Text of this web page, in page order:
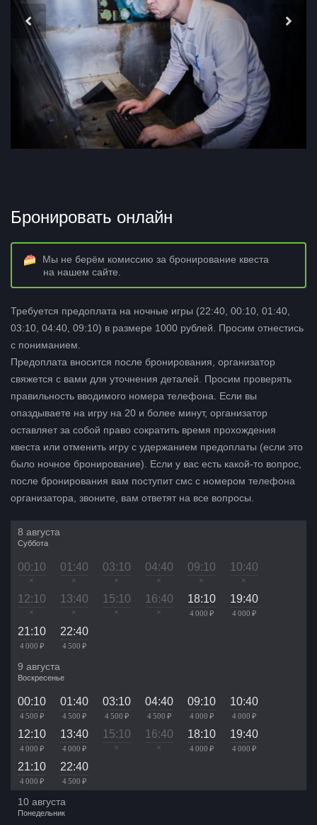
Бронировать онлайн
Мы не берём комиссию за бронирование квеста
на нашем сайте.
Требуется предоплата на ночные игры (22:40, 00:10, 01:40,
03:10, 04:40, 09:10) в размере 1000 рублей. Просим отнестись
с пониманием.
Предоплата вносится после бронирования, организатор
свяжется с вами для уточнения деталей. Просим проверять
правильность вводимого номера телефона. Если вы
опаздываете на игру на 20 и более минут, организатор
оставляет за собой право сократить время прохождения
квеста или отменить игру с удержанием предоплаты (если это
было ночное бронирование). Если у вас есть какой-то вопрос,
после бронирования вам поступит смс с номером телефона
организатора, звоните, вам ответят на все вопросы.
8 августа
Суббота
00:10
×
01:40
×
03:10
×
04:40
×
09:10
×
10:40
×
12:10
×
13:40
×
15:10
×
16:40
×
18:10
4 000 ₽
19:40
4 000 ₽
21:10
4 000 ₽
22:40
4 500 ₽
9 августа
Воскресенье
00:10
4 500 ₽
01:40
4 500 ₽
03:10
4 500 ₽
04:40
4 500 ₽
09:10
4 000 ₽
10:40
4 000 ₽
12:10
4 000 ₽
13:40
4 000 ₽
15:10
×
16:40
×
18:10
4 000 ₽
19:40
4 000 ₽
21:10
4 000 ₽
22:40
4 500 ₽
10 августа
Понедельник